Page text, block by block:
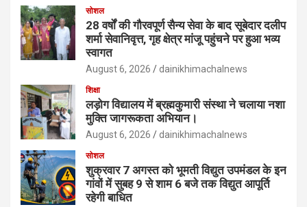
सोशल
28 वर्षों की गौरवपूर्ण सैन्य सेवा के बाद सूबेदार दलीप
शर्मा सेवानिवृत्त, गृह क्षेत्र मांजू पहुंचने पर हुआ भव्य
स्वागत
August 6, 2026 dainikhimachalnews
शिक्षा
लड़ोग विद्यालय में ब्रह्मकुमारी संस्था ने चलाया नशा
मुक्ति जागरूकता अभियान।
August 6, 2026 dainikhimachalnews
सोशल
शुक्रवार 7 अगस्त को भूमती विद्युत उपमंडल के इन
गांवों में सुबह 9 से शाम 6 बजे तक विद्युत आपूर्ति
रहेगी बाधित